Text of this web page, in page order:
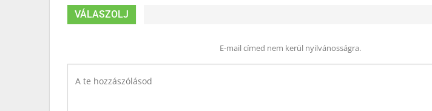
VÁLASZOLJ
E-mail címed nem kerül nyilvánosságra.